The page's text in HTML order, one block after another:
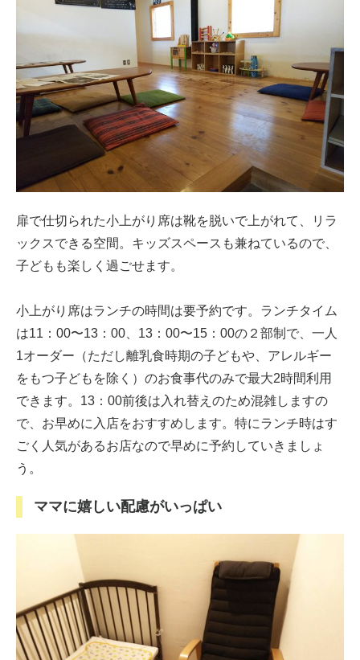
扉で仕切られた小上がり席は靴を脱いで上がれて、リラ
ックスできる空間。キッズスペースも兼ねているので、
子どもも楽しく過ごせます。
小上がり席はランチの時間は要予約です。ランチタイム
は11：00〜13：00、13：00〜15：00の２部制で、一人
1オーダー（ただし離乳食時期の子どもや、アレルギー
をもつ子どもを除く）のお食事代のみで最大2時間利用
できます。13：00前後は入れ替えのため混雑しますの
で、お早めに入店をおすすめします。特にランチ時はす
ごく人気があるお店なので早めに予約していきましょ
う。
ママに嬉しい配慮がいっぱい